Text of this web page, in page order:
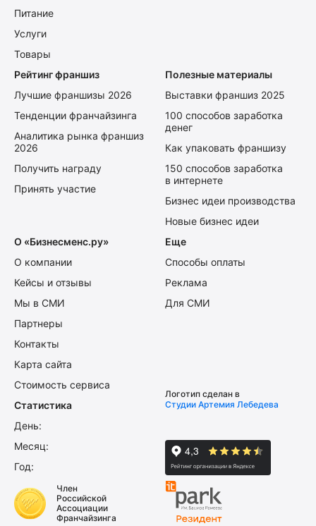
Питание
Услуги
Товары
Рейтинг франшиз
Лучшие франшизы 2026
Тенденции франчайзинга
Аналитика рынка франшиз
2026
Получить награду
Принять участие
Полезные материалы
Выставки франшиз 2025
100 способов заработка
денег
Как упаковать франшизу
150 способов заработка
в интернете
Бизнес идеи производства
Новые бизнес идеи
О «Бизнесменс.ру»
О компании
Кейсы и отзывы
Мы в СМИ
Партнеры
Контакты
Карта сайта
Стоимость сервиса
Еще
Способы оплаты
Реклама
Для СМИ
Статистика
День:
Месяц:
Год:
Логотип сделан в
Студии Артемия Лебедева
Член
Российской
Ассоциации
Франчайзинга